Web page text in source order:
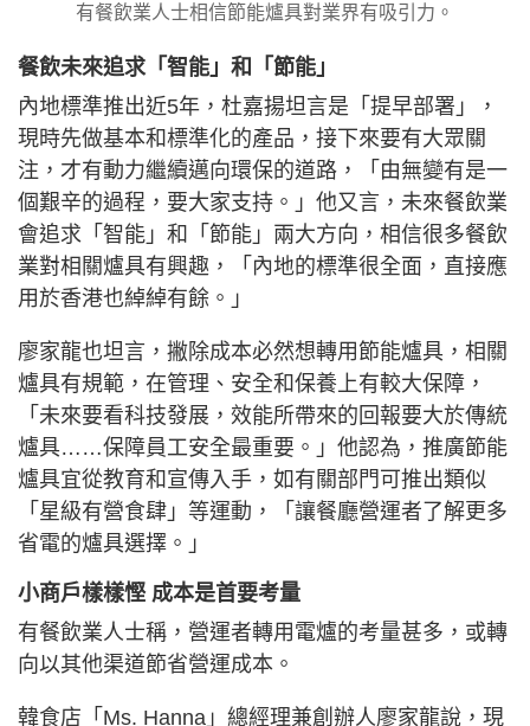
有餐飲業人士相信節能爐具對業界有吸引力。
餐飲未來追求「智能」和「節能」
內地標準推出近5年，杜嘉揚坦言是「提早部署」，
現時先做基本和標準化的產品，接下來要有大眾關
注，才有動力繼續邁向環保的道路，「由無變有是一
個艱辛的過程，要大家支持。」他又言，未來餐飲業
會追求「智能」和「節能」兩大方向，相信很多餐飲
業對相關爐具有興趣，「內地的標準很全面，直接應
用於香港也綽綽有餘。」
廖家龍也坦言，撇除成本必然想轉用節能爐具，相關
爐具有規範，在管理、安全和保養上有較大保障，
「未來要看科技發展，效能所帶來的回報要大於傳統
爐具……保障員工安全最重要。」他認為，推廣節能
爐具宜從教育和宣傳入手，如有關部門可推出類似
「星級有營食肆」等運動，「讓餐廳營運者了解更多
省電的爐具選擇。」
小商戶樣樣慳 成本是首要考量
有餐飲業人士稱，營運者轉用電爐的考量甚多，或轉
向以其他渠道節省營運成本。
韓食店「Ms. Hanna」總經理兼創辦人廖家龍說，現